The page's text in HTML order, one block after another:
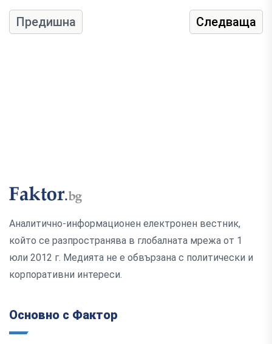
Предишна Следваща
Аналитично-информационен електронен вестник,
който се разпространява в глобалната мрежа от 1
юли 2012 г. Медията не е обвързана с политически и
корпоративни интереси.
Основно с Фактор